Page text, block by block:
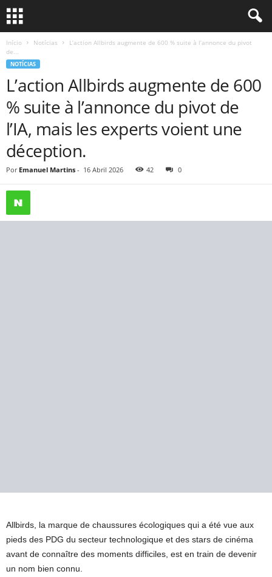
Início Notícias
L’action Allbirds augmente de 600 % suite à l’annonce du pivot
de...
NOTÍCIAS
L’action Allbirds augmente de 600
% suite à l’annonce du pivot de
l’IA, mais les experts voient une
déception.
Por Emanuel Martins - 16 Abril 2026 42 0
Allbirds, la marque de chaussures écologiques qui a été vue aux
pieds des PDG du secteur technologique et des stars de cinéma
avant de connaître des moments difficiles, est en train de devenir
un nom bien connu.